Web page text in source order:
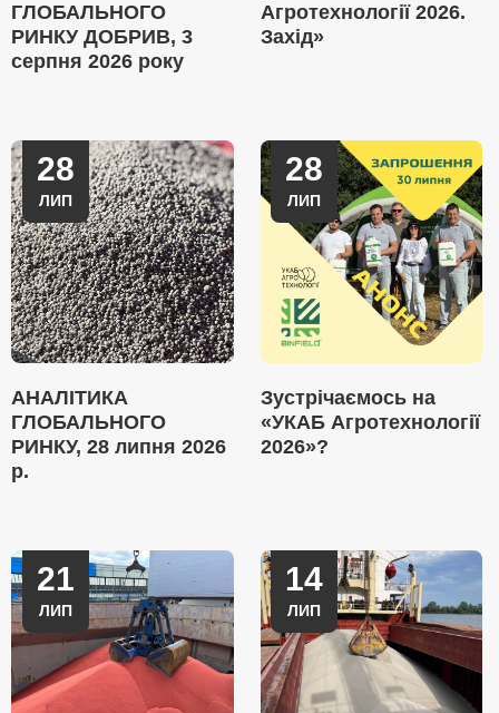
ГЛОБАЛЬНОГО
РИНКУ ДОБРИВ, 3
серпня 2026 року
Агротехнології 2026.
Захід»
28
ЛИП
АНАЛІТИКА
ГЛОБАЛЬНОГО
РИНКУ, 28 липня 2026
р.
28
ЛИП
Зустрічаємось на
«УКАБ Агротехнології
2026»?
21
ЛИП
14
ЛИП